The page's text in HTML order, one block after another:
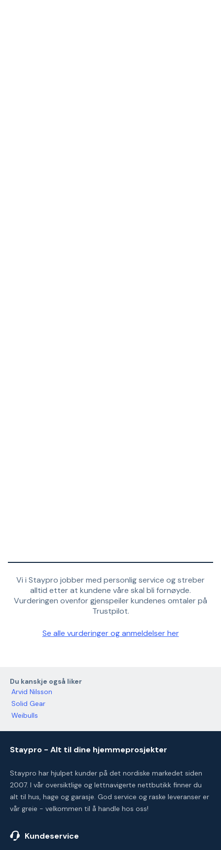
Vi i Staypro jobber med personlig service og streber
alltid etter at kundene våre skal bli fornøyde.
Vurderingen ovenfor gjenspeiler kundenes omtaler på
Trustpilot.
Se alle vurderinger og anmeldelser her
Du kanskje også liker
Arvid Nilsson
Solid Gear
Weibulls
Staypro - Alt til dine hjemmeprosjekter
Staypro har hjulpet kunder på det nordiske markedet siden
2007. I vår oversiktlige og lettnavigerte nettbutikk finner du
alt til hus, hage og garasje. God service og raske leveranser er
vår greie - velkommen til å handle hos oss!
Kundeservice